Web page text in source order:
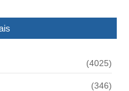
(4025)
(346)